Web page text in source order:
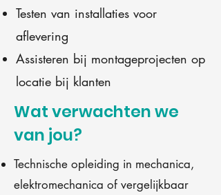
Testen van installaties voor
aflevering
Assisteren bij montageprojecten op
locatie bij klanten
Wat verwachten we
van jou?
Technische opleiding in mechanica,
elektromechanica of vergelijkbaar